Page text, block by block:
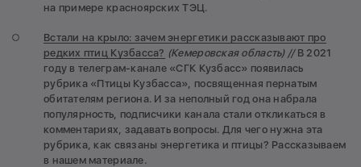
на примере красноярских ТЭЦ.
Встали на крыло: зачем энергетики рассказывают про
редких птиц Кузбасса? (Кемеровская область) //В 2021
году в телеграм-канале «СГК Кузбасс» появилась
рубрика «Птицы Кузбасса», посвященная пернатым
обитателям региона. И за неполный год она набрала
популярность, подписчики канала стали откликаться в
комментариях, задавать вопросы. Для чего нужна эта
рубрика, как связаны энергетика и птицы? Рассказываем
в нашем материале.